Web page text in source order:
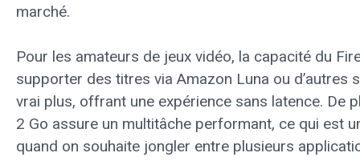
marché.
Pour les amateurs de jeux vidéo, la capacité du
supporter des titres via Amazon Luna ou d’autres
vrai plus, offrant une expérience sans latence. De
2 Go assure un multitâche performant, ce qui est
quand on souhaite jongler entre plusieurs